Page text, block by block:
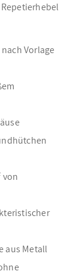
Vorlage
von
aus Metall